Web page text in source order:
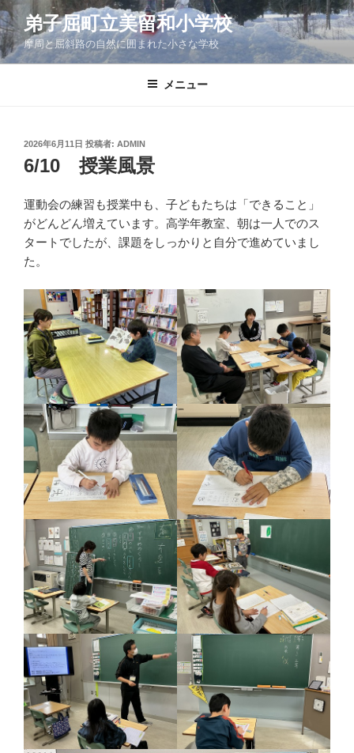
コ
ン
テ
ン
弟子屈町立美留和小学校
摩周と屈斜路の自然に囲まれた小さな学校
メニュー
投
稿
日:
2026年6月11日 投稿者: ADMIN
6/10 授業風景
運動会の練習も授業中も、子どもたちは「できること」
がどんどん増えています。高学年教室、朝は一人でのス
タートでしたが、課題をしっかりと自分で進めていまし
た。